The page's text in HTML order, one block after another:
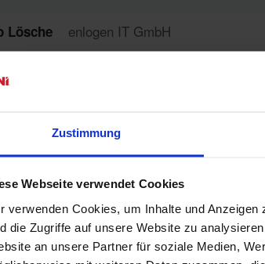
Zustimmung
Webseite verwendet Cookies
verwenden Cookies, um Inhalte und
die Zugriffe auf unsere Website zu
an unsere Partner für soziale Medien,
Lösche
enlogen IT GmbH
Gesund und munter mit 90